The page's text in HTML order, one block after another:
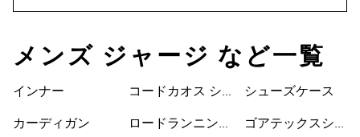
メンズ ジャージ など一覧
インナー
カーディガン
コードカオス シ
ロードランニング
シューズケース
ゴアテックスシュ